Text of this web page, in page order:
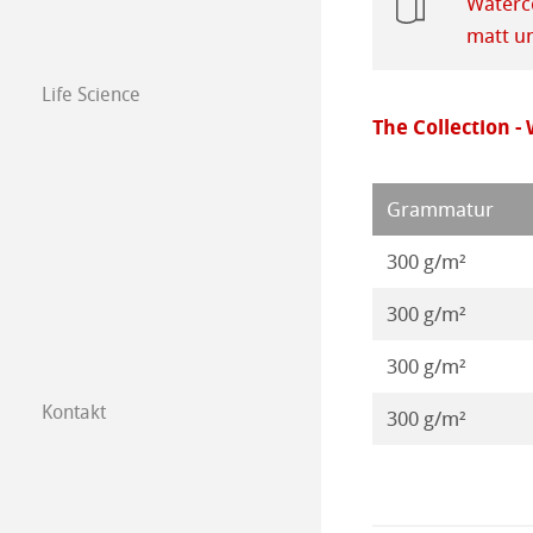
Life Science
Kontakt
matt
The Collection -
Grammatur
300 g/m²
300 g/m²
300 g/m²
300 g/m²